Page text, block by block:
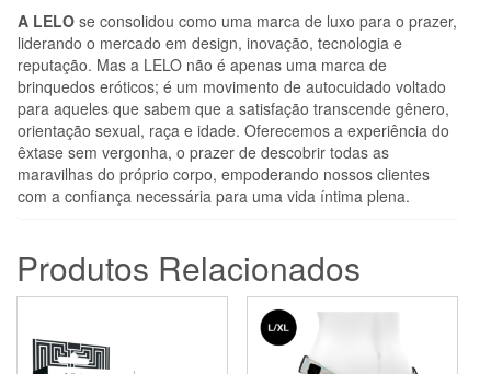
A LELO se consolidou como uma marca de luxo para o prazer,
liderando o mercado em design, inovação, tecnologia e
reputação. Mas a LELO não é apenas uma marca de
brinquedos eróticos; é um movimento de autocuidado voltado
para aqueles que sabem que a satisfação transcende gênero,
orientação sexual, raça e idade. Oferecemos a experiência do
êxtase sem vergonha, o prazer de descobrir todas as
maravilhas do próprio corpo, empoderando nossos clientes
com a confiança necessária para uma vida íntima plena.
Produtos Relacionados